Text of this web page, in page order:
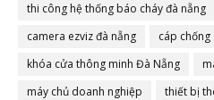
thi công hệ thống báo cháy đà nẵng
camera ezviz đà nẵng
cáp chống
khóa cửa thông minh Đà Nẵng
máy chủ doanh nghiệp
thiết bị